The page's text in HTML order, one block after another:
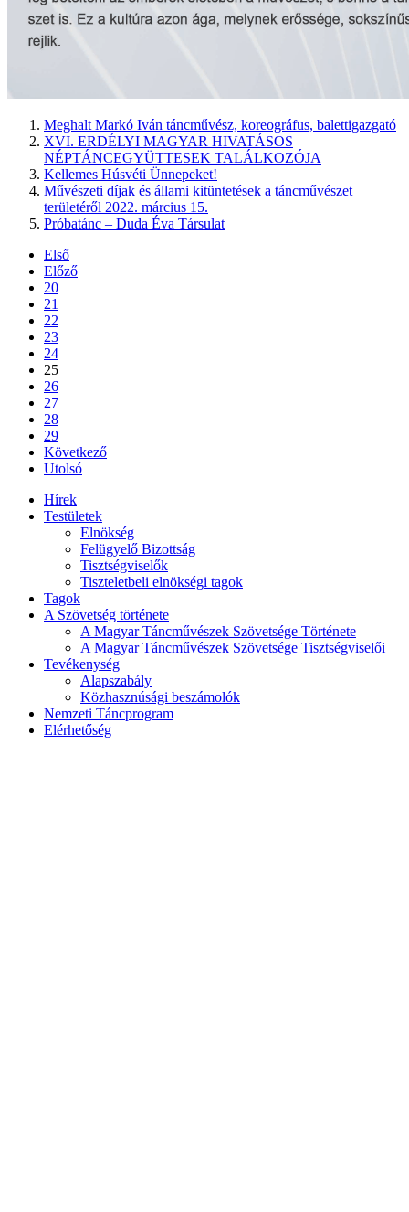
Meghalt Markó Iván táncművész, koreográfus, balettigazgató
XVI. ERDÉLYI MAGYAR HIVATÁSOS
NÉPTÁNCEGYÜTTESEK TALÁLKOZÓJA
Kellemes Húsvéti Ünnepeket!
Művészeti díjak és állami kitüntetések a táncművészet
területéről 2022. március 15.
Próbatánc – Duda Éva Társulat
Első
Előző
20
21
22
23
24
25
26
27
28
29
Következő
Utolsó
Hírek
Testületek
Elnökség
Felügyelő Bizottság
Tisztségviselők
Tiszteletbeli elnökségi tagok
Tagok
A Szövetség története
A Magyar Táncművészek Szövetsége Története
A Magyar Táncművészek Szövetsége Tisztségviselői
Tevékenység
Alapszabály
Közhasznúsági beszámolók
Nemzeti Táncprogram
Elérhetőség